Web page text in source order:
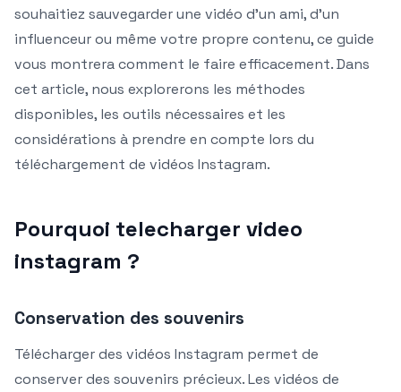
souhaitiez sauvegarder une vidéo d’un ami, d’un
influenceur ou même votre propre contenu, ce guide
vous montrera comment le faire efficacement. Dans
cet article, nous explorerons les méthodes
disponibles, les outils nécessaires et les
considérations à prendre en compte lors du
téléchargement de vidéos Instagram.
Pourquoi telecharger video
instagram ?
Conservation des souvenirs
Télécharger des vidéos Instagram permet de
conserver des souvenirs précieux. Les vidéos de